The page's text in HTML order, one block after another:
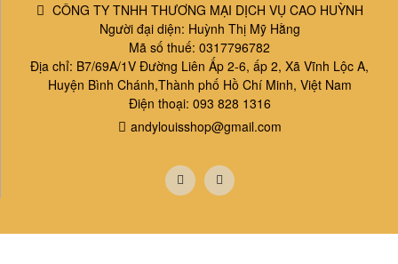
CÔNG TY TNHH THƯƠNG MẠI DỊCH VỤ CAO HUỲNH
Người đại diện: Huỳnh Thị Mỹ Hằng
Mã số thuế: 0317796782
Địa chỉ: B7/69A/1V Đường Liên Ấp 2-6, ấp 2, Xã Vĩnh Lộc A,
Huyện Bình Chánh,Thành phố Hồ Chí Minh, Việt Nam
Điện thoại: 093 828 1316
andylouisshop@gmail.com